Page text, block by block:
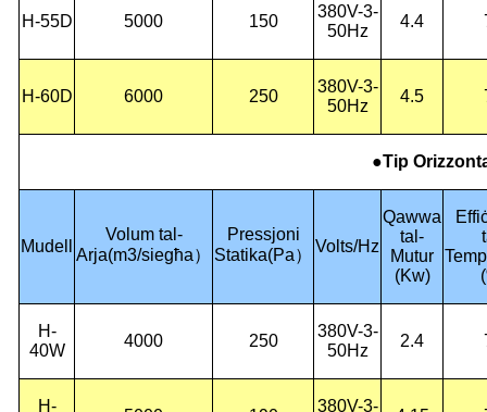
H-55D 5000 150
380V-3-
50Hz
4.4
H-60D 6000 250
380V-3-
50Hz
4.5
●Tip
Mudell
Volum tal-
Arja(m3/siegħa）
Pressjoni
Statika(Pa） Volts/Hz
Qawwa
tal-
Mutur
(Kw)
H-
40W
4000 250
380V-3-
50Hz
2.4
H- 380V-3-